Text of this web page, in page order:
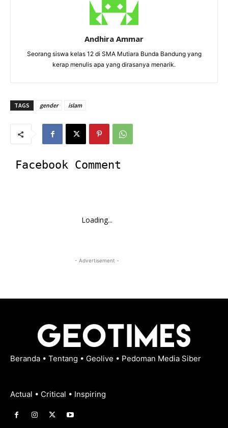
Andhira Ammar
Seorang siswa kelas 12 di SMA Mutiara Bunda Bandung yang
kerap menulis apa yang dirasanya menarik.
TAGS gender islam
Facebook Comment
Loading...
- Advertisement -
Beranda • Tentang • Geolive • Pedoman Media Siber
Actual • Critical • Inspiring